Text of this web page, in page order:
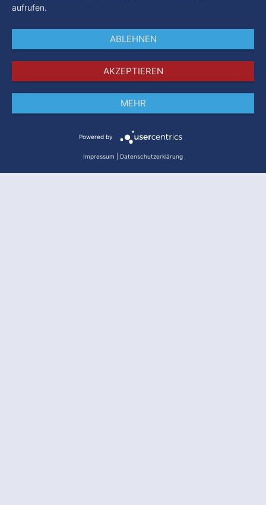
Datenschutz
aufrufen.
ABLEHNEN
AKZEPTIEREN
MEHR
Powered by
Impressum Datenschutzerklärung